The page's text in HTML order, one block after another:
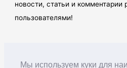
Мы используем куки для
новости, статьи и
пользователями!